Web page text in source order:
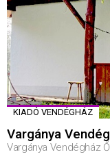
KIADÓ VENDÉGHÁZ
Vargánya
Vargánya Vendégház